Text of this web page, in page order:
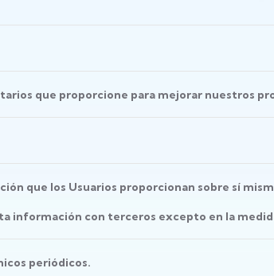
que proporcione para mejorar nuestros
que los Usuarios proporcionan sobre sí
información con terceros excepto en la
periódicos.